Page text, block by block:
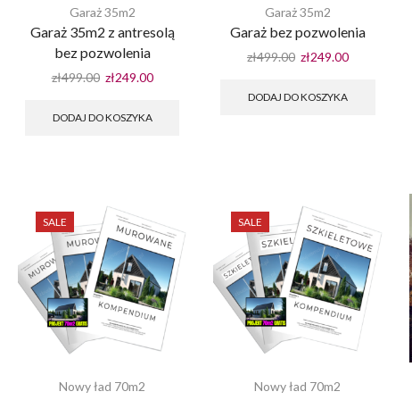
Garaż 35m2
Garaż 35m2 z antresolą
bez pozwolenia
zł499.00 Pierwotna
wynosiła:
zł249.00Aktualna
DODAJ DO KOSZYKA
Garaż 35m2
Garaż bez pozwolenia
zł499.00 Pierwotna
wynosiła:
zł249.00Aktualna
DODAJ DO KOSZYKA
SALE
Nowy ład 70m2
SALE
Nowy ład 70m2